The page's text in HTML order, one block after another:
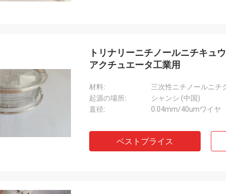
トリナリーニチノールニチキュ
アクチュエータ工業用
材料:
三次性ニチノールニチ
起源の場所:
シャンシ (中国)
直径:
0.04mm/40umワイヤ
ベストプライス